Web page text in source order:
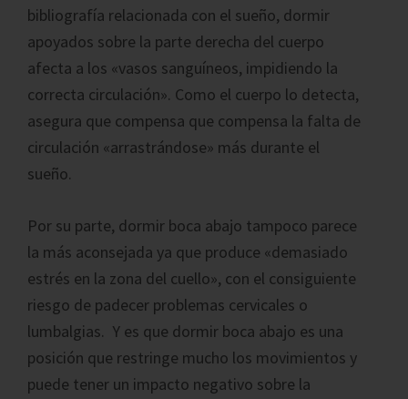
bibliografía relacionada con el sueño, dormir
apoyados sobre la parte derecha del cuerpo
afecta a los «vasos sanguíneos, impidiendo la
correcta circulación». Como el cuerpo lo detecta,
asegura que compensa que compensa la falta de
circulación «arrastrándose» más durante el
sueño.
Por su parte, dormir boca abajo tampoco parece
la más aconsejada ya que produce «demasiado
estrés en la zona del cuello», con el consiguiente
riesgo de padecer problemas cervicales o
lumbalgias. Y es que dormir boca abajo es una
posición que restringe mucho los movimientos y
puede tener un impacto negativo sobre la